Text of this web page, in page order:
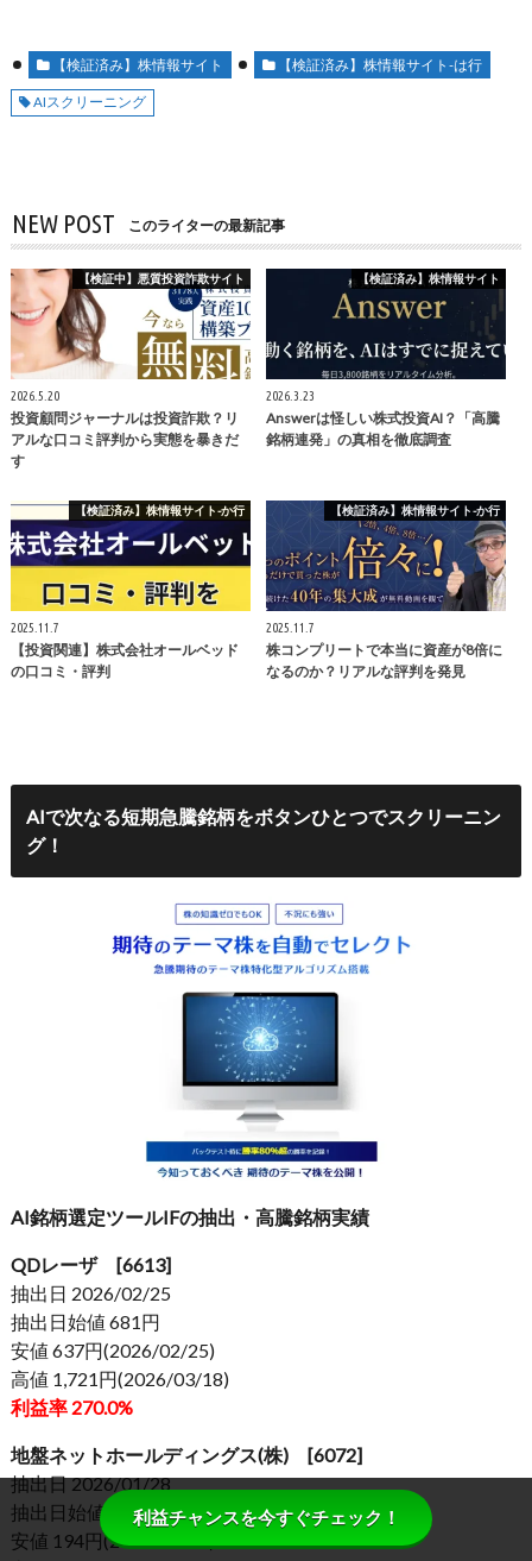
【検証済み】株情報サイト 【検証済み】株情報サイト-は行
AIスクリーニング
NEW POST このライターの最新記事
【検証中】悪質投資詐欺サイト
2026.5.20
投資顧問ジャーナルは投資詐欺？リ
アルな口コミ評判から実態を暴きだ
す
【検証済み】株情報サイト
2026.3.23
Answerは怪しい株式投資AI？「高騰
銘柄連発」の真相を徹底調査
【検証済み】株情報サイト-か行
2025.11.7
【投資関連】株式会社オールベッド
の口コミ・評判
【検証済み】株情報サイト-か行
2025.11.7
株コンプリートで本当に資産が8倍に
なるのか？リアルな評判を発見
AIで次なる短期急騰銘柄をボタンひとつでスクリーニン
グ！
AI銘柄選定ツールIFの抽出・高騰銘柄実績
QDレーザ [6613]
抽出日 2026/02/25
抽出日始値 681円
安値 637円(2026/02/25)
高値 1,721円(2026/03/18)
利益率 270.0%
地盤ネットホールディングス(株) [6072]
抽出日 2026/01/28
抽出日始値 199円
安値 194円(2026/01/28)
利益チャンスを今すぐチェック！